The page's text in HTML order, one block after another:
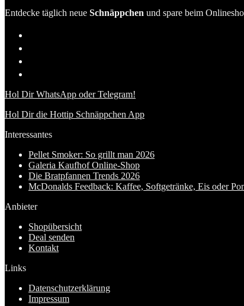
Entdecke täglich neue Schnäppchen und spare beim
Hol Dir WhatsApp oder Telegram!
Hol Dir die Hottip Schnäppchen App
Interessantes
Pellet Smoker: So grillt man 2026
Galeria Kaufhof Online-Shop
Die Bratpfannen Trends 2026
McDonalds Feedback: Kaffee, Softgetränke, Eis oder
Anbieter
Shopübersicht
Deal senden
Kontakt
Links
Datenschutzerklärung
Impressum